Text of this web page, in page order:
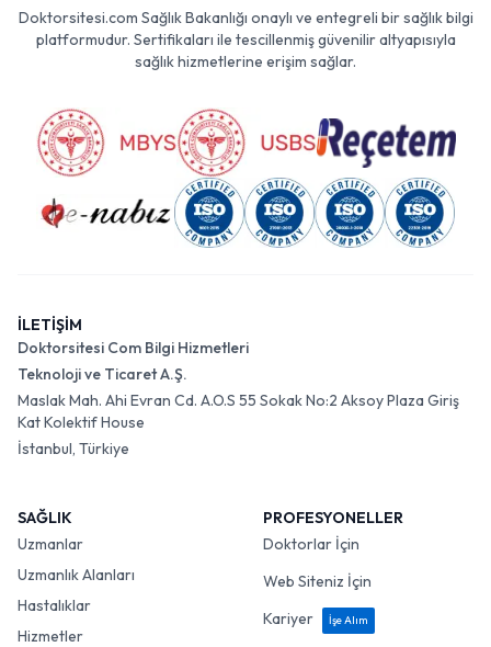
Doktorsitesi.com Sağlık Bakanlığı onaylı ve entegreli bir sağlık bilgi
platformudur. Sertifikaları ile tescillenmiş güvenilir altyapısıyla
sağlık hizmetlerine erişim sağlar.
İLETİŞİM
Doktorsitesi Com Bilgi Hizmetleri
Teknoloji ve Ticaret A.Ş.
Maslak Mah. Ahi Evran Cd. A.O.S 55 Sokak No:2 Aksoy Plaza Giriş
Kat Kolektif House
İstanbul, Türkiye
SAĞLIK
Uzmanlar
Uzmanlık Alanları
Hastalıklar
Hizmetler
PROFESYONELLER
Doktorlar İçin
Web Siteniz İçin
Kariyer
İşe Alım